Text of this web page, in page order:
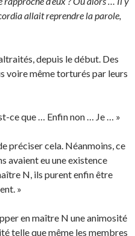
allait reprendre la parole,
depuis le début. Des
voire même torturés par leurs
ce que … Enfin non … Je … »
préciser cela. Néanmoins, ce
avaient eu une existence
N, ils purent enfin être
»
en maître N une animosité
telle que même les membres